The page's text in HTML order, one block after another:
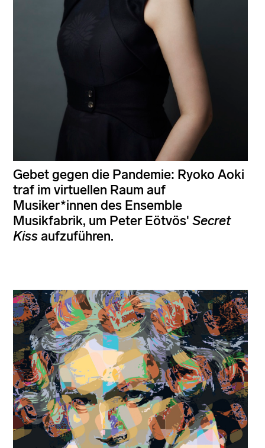
Gebet gegen die Pandemie: Ryoko Aoki
traf im virtuellen Raum auf
Musiker*innen des Ensemble
Musikfabrik, um Peter Eötvös' Secret
Kiss aufzuführen.